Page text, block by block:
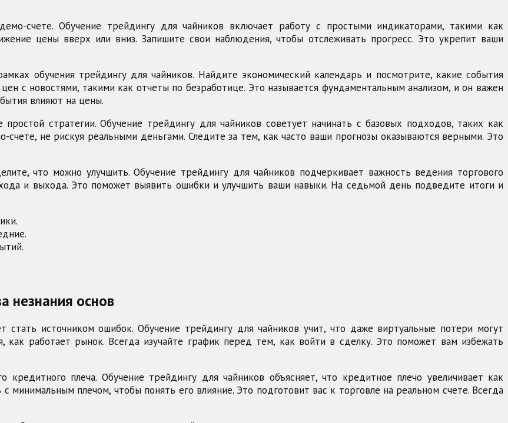
счете. Обучение трейдингу для чайников включает работу с простыми индикаторами, такими как
цены вверх или вниз. Запишите свои наблюдения, чтобы отслеживать прогресс. Это укрепит ваши
обучения трейдингу для чайников. Найдите экономический календарь и посмотрите, какие события
с новостями, такими как отчеты по безработице. Это называется фундаментальным анализом, и он важен
влияют на цены.
стратегии. Обучение трейдингу для чайников советует начинать с базовых подходов, таких как
не рискуя реальными деньгами. Следите за тем, как часто ваши прогнозы оказываются верными. Это
что можно улучшить. Обучение трейдингу для чайников подчеркивает важность ведения торгового
и выхода. Это поможет выявить ошибки и улучшить ваши навыки. На седьмой день подведите итоги и
незнания основ
источником ошибок. Обучение трейдингу для чайников учит, что даже виртуальные потери могут
как работает рынок. Всегда изучайте график перед тем, как войти в сделку. Это поможет вам избежать
плеча. Обучение трейдингу для чайников объясняет, что кредитное плечо увеличивает как
минимальным плечом, чтобы понять его влияние. Это подготовит вас к торговле на реальном счете. Всегда